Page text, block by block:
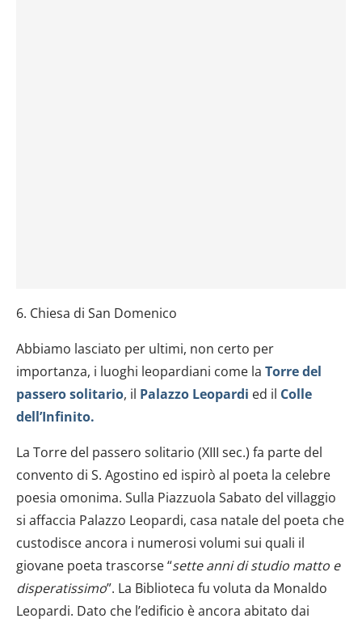
6. Chiesa di San Domenico
Abbiamo lasciato per ultimi, non certo per
importanza, i luoghi leopardiani come la Torre del
passero solitario, il Palazzo Leopardi ed il Colle
dell’Infinito.
La Torre del passero solitario (XIII sec.) fa parte del
convento di S. Agostino ed ispirò al poeta la celebre
poesia omonima. Sulla Piazzuola Sabato del villaggio
si affaccia Palazzo Leopardi, casa natale del poeta che
custodisce ancora i numerosi volumi sui quali il
giovane poeta trascorse “sette anni di studio matto e
disperatissimo”. La Biblioteca fu voluta da Monaldo
Leopardi. Dato che l’edificio è ancora abitato dai